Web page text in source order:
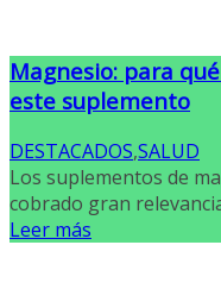
Magnesio: para
este suplemento
DESTACADOS,SALUD
Los suplementos de
cobrado gran
Leer más